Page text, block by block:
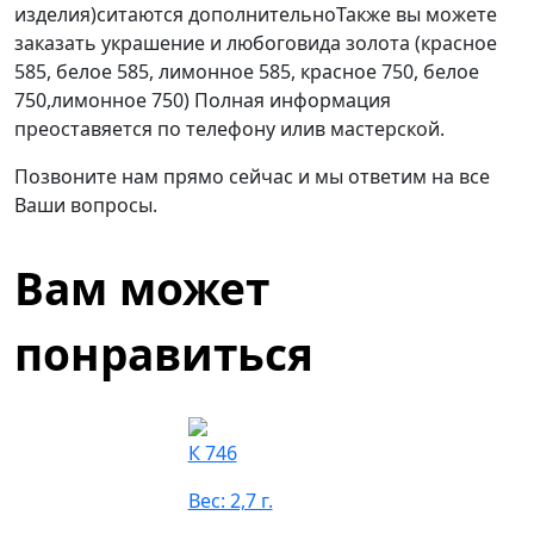
изделия)ситаются дополнительноТакже вы можете
заказать украшение и любоговида золота (красное
585, белое 585, лимонное 585, красное 750, белое
750,лимонное 750) Полная информация
преоставяется по телефону илив мастерской.
Позвоните нам прямо сейчас и мы ответим на все
Ваши вопросы.
Вам может
понравиться
К 746
Вес: 2,7 г.